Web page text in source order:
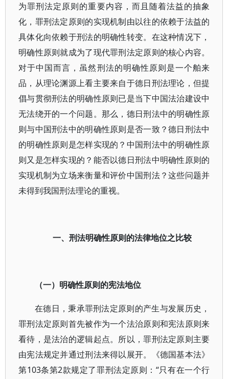
为罪刑法定原则的重要内容，而且随着法益的抽象
化，罪刑法定原则的实现机制由以往的依赖于法益的
具体化向依赖于刑法的明确性转变。在这种情况下，
明确性原则就成为了现代罪刑法定原则的核心内容。
对于中国而言，虽然刑法的明确性原则是一个舶来
品，从理论渊源上看主要来自于德日刑法理论，但提
倡与贯彻刑法的明确性原则已是当下中国法治建设中
无法绕开的一个问题。那么，德日刑法中的明确性原
则与中国刑法中的明确性原则是否一致？德日刑法中
的明确性原则是怎样实现的？中国刑法中的明确性原
则又是怎样实现的？能否以德日刑法中明确性原则的
实现机制为立场来衡量和评价中国刑法？这些问题并
未得到我国刑法理论的重视。
一、刑法明确性原则的法律地位之比较
（一）明确性原则的宪法地位
在德日，秉承罪刑法定原则的产生与发展历史，
罪刑法定原则首先被作为一个法治原则和宪法原则来
看待，是法治的逻辑起点。所以，罪刑法定原则主要
由宪法规定并通过刑法来得以展开。《德国基本法》
第103条第2款规定了罪刑法定原则：“只有在一个行